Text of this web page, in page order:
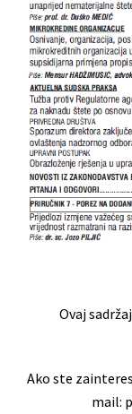
Ovaj
Ako ste
mail: